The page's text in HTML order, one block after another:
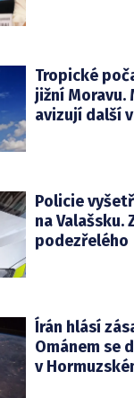
Tropické
jižní
avizují další
Policie
na Valašsku.
podezřelého
Írán hlásí
Ománem se
v